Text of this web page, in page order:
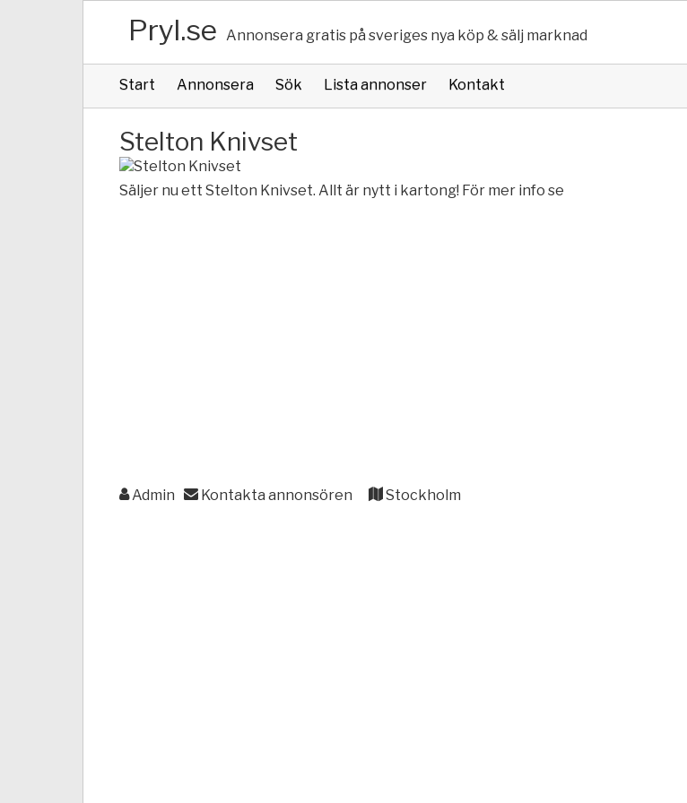
Pryl.se Annonsera gratis på sveriges nya köp & sälj marknad
Start Annonsera Sök Lista annonser Kontakt
Stelton Knivset
Säljer nu ett Stelton Knivset. Allt är nytt i kartong! För mer info se
Admin Kontakta annonsören Stockholm